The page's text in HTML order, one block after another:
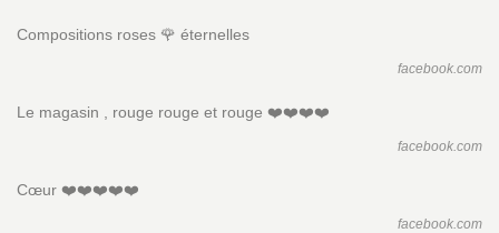
Compositions roses 🌹 éternelles
facebook.com
Le magasin , rouge rouge et rouge ❤️❤️❤️❤️
facebook.com
Cœur ❤️❤️❤️❤️❤️
facebook.com